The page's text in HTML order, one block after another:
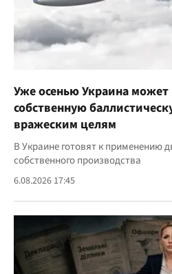
Уже осенью Украина может
собственную
вражеским целям
В Украине готовят к применению
собственного производства
6.08.2026 17:45